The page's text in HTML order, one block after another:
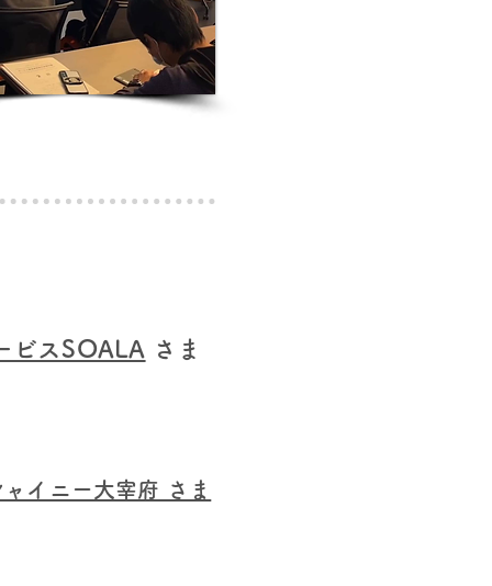
ビスSOALA さま
イニー大宰府 さま